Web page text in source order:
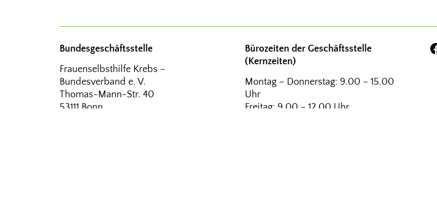
Bundesgeschäftsstelle
Frauenselbsthilfe Krebs –
Bundesverband e. V.
Thomas-Mann-Str. 40
53111 Bonn
Bürozeiten der Geschäftsstelle
(Kernzeiten)
Montag – Donnerstag: 9.00 – 15.00
Uhr
Freitag: 9.00 – 12.00 Uhr